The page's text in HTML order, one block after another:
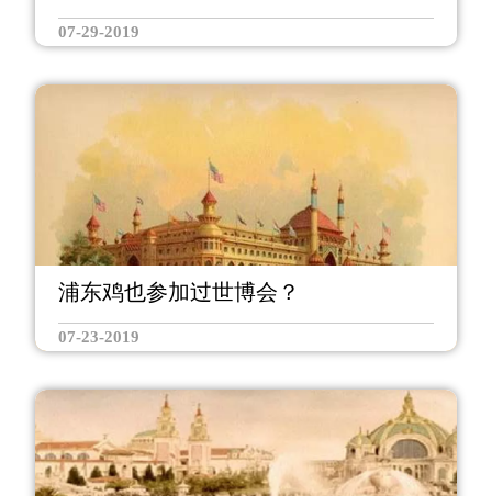
07-29-2019
浦东鸡也参加过世博会？
07-23-2019